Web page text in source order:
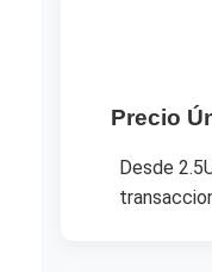
Precio
Desde